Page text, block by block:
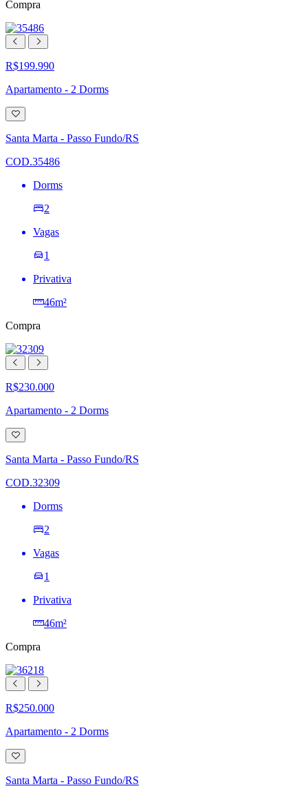
Compra
R$199.990
Apartamento - 2 Dorms
Adicionar
à
lista
de
Santa Marta - Passo Fundo/RS
COD.35486
Dorms
2
Vagas
1
Privativa
46m²
Compra
R$230.000
Apartamento - 2 Dorms
Adicionar
à
lista
de
Santa Marta - Passo Fundo/RS
COD.32309
Dorms
2
Vagas
1
Privativa
46m²
Compra
R$250.000
Apartamento - 2 Dorms
Adicionar
à
lista
de
Santa Marta - Passo Fundo/RS